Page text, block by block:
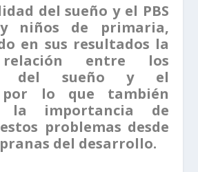
del sueño y el PBS
niños de primaria,
en sus resultados la
relación entre los
del sueño y el
por lo que también
la importancia de
problemas desde
del desarrollo.